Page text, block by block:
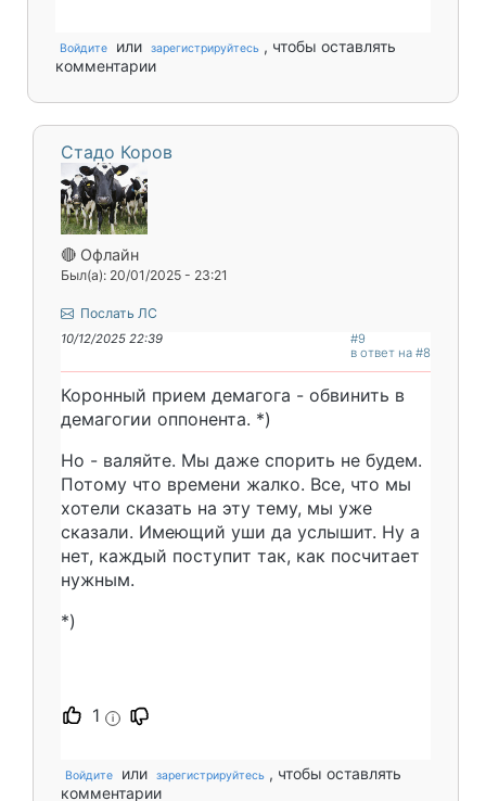
Войдите или зарегистрируйтесь , чтобы оставлять
комментарии
Стадо Коров
🔴 Офлайн
Был(а): 20/01/2025 - 23:21
Послать ЛС
10/12/2025 22:39
#9
в ответ на #8
Коронный прием демагога - обвинить в
демагогии оппонента. *)
Но - валяйте. Мы даже спорить не будем.
Потому что времени жалко. Все, что мы
хотели сказать на эту тему, мы уже
сказали. Имеющий уши да услышит. Ну а
нет, каждый поступит так, как посчитает
нужным.
*)
1 i
Войдите или зарегистрируйтесь , чтобы оставлять
комментарии